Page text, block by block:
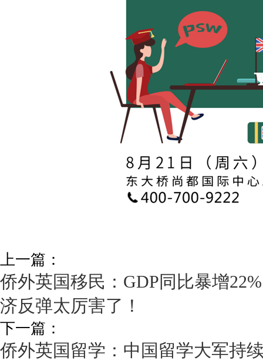
上一篇：
侨外英国移民：GDP同比暴增
济反弹太厉害了！
下一篇：
侨外英国留学：中国留学大军持